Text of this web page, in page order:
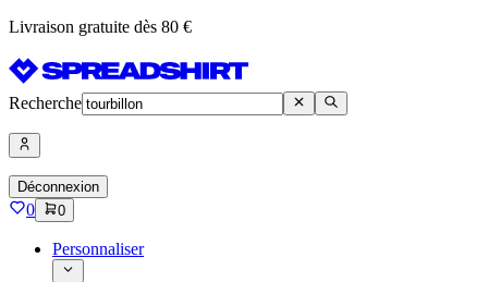
Livraison gratuite dès 80 €
Recherche
Déconnexion
0 0
Personnaliser